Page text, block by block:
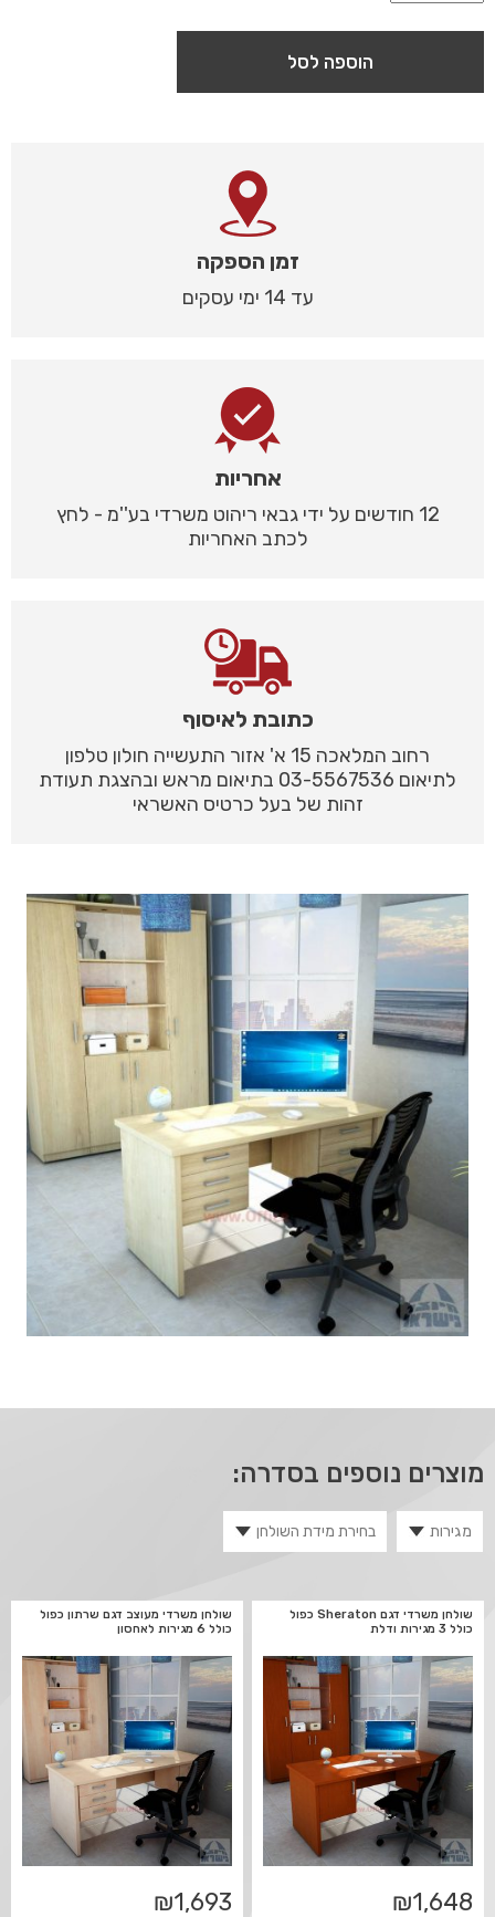
הוספה לסל
זמן הספקה
עד 14 ימי עסקים
אחריות
12 חודשים על ידי גבאי ריהוט משרדי בע''מ - לחץ
לכתב האחריות
כתובת לאיסוף
רחוב המלאכה 15 א' אזור התעשייה חולון טלפון
לתיאום 03-5567536 בתיאום מראש ובהצגת תעודת
זהות של בעל כרטיס האשראי
מוצרים נוספים בסדרה:
שולחן משרדי דגם Sheraton כפול
כולל 3 מגירות ודלת
₪1,648
שולחן משרדי מעוצב דגם שרתון כפול
כולל 6 מגירות לאחסון
₪1,693